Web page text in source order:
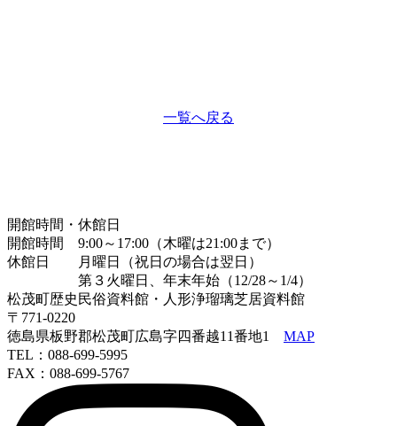
一覧へ戻る
開館時間・休館日
開館時間 9:00～17:00（木曜は21:00まで）
休館日 月曜日（祝日の場合は翌日）
第３火曜日、年末年始（12/28～1/4）
松茂町歴史民俗資料館・人形浄瑠璃芝居資料館
〒771-0220
徳島県板野郡松茂町広島字四番越11番地1 MAP
TEL：088-699-5995
FAX：088-699-5767